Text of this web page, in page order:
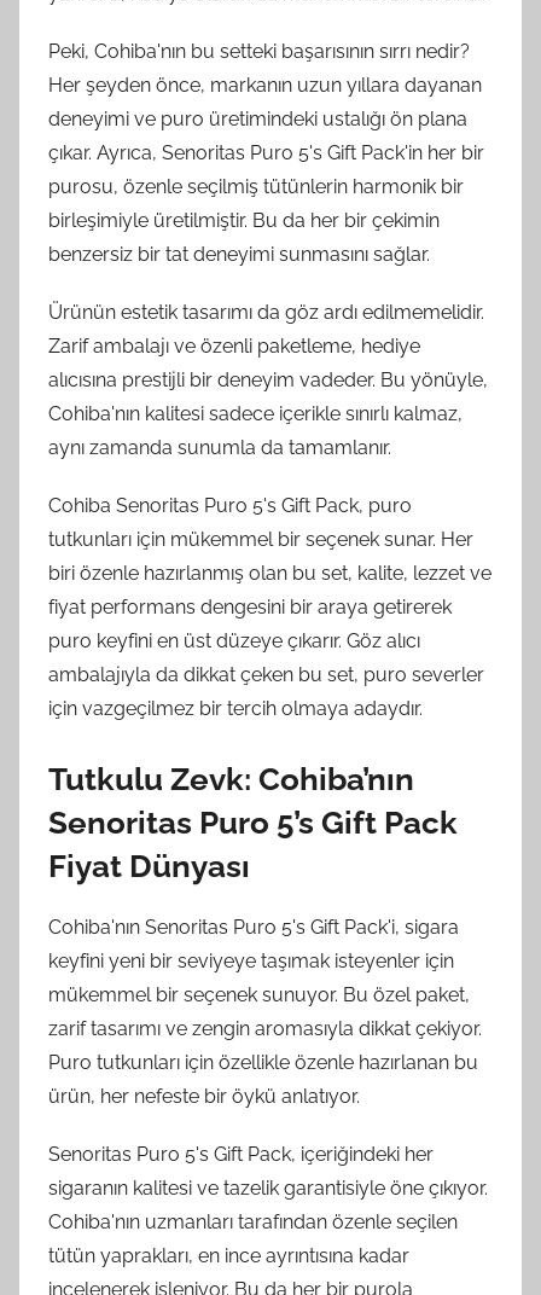
Peki, Cohiba'nın bu setteki başarısının sırrı nedir?
Her şeyden önce, markanın uzun yıllara dayanan
deneyimi ve puro üretimindeki ustalığı ön plana
çıkar. Ayrıca, Senoritas Puro 5's Gift Pack'in her bir
purosu, özenle seçilmiş tütünlerin harmonik bir
birleşimiyle üretilmiştir. Bu da her bir çekimin
benzersiz bir tat deneyimi sunmasını sağlar.
Ürünün estetik tasarımı da göz ardı edilmemelidir.
Zarif ambalajı ve özenli paketleme, hediye
alıcısına prestijli bir deneyim vadeder. Bu yönüyle,
Cohiba'nın kalitesi sadece içerikle sınırlı kalmaz,
aynı zamanda sunumla da tamamlanır.
Cohiba Senoritas Puro 5's Gift Pack, puro
tutkunları için mükemmel bir seçenek sunar. Her
biri özenle hazırlanmış olan bu set, kalite, lezzet ve
fiyat performans dengesini bir araya getirerek
puro keyfini en üst düzeye çıkarır. Göz alıcı
ambalajıyla da dikkat çeken bu set, puro severler
için vazgeçilmez bir tercih olmaya adaydır.
Tutkulu Zevk: Cohiba’nın
Senoritas Puro 5’s Gift Pack
Fiyat Dünyası
Cohiba'nın Senoritas Puro 5's Gift Pack'i, sigara
keyfini yeni bir seviyeye taşımak isteyenler için
mükemmel bir seçenek sunuyor. Bu özel paket,
zarif tasarımı ve zengin aromasıyla dikkat çekiyor.
Puro tutkunları için özellikle özenle hazırlanan bu
ürün, her nefeste bir öykü anlatıyor.
Senoritas Puro 5's Gift Pack, içeriğindeki her
sigaranın kalitesi ve tazelik garantisiyle öne çıkıyor.
Cohiba'nın uzmanları tarafından özenle seçilen
tütün yaprakları, en ince ayrıntısına kadar
incelenerek işleniyor. Bu da her bir purola